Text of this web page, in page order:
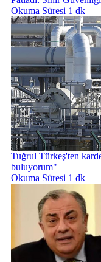
Okuma Süresi 1 dk
Tuğrul Türkeş'ten
buluyorum"
Okuma Süresi 1 dk